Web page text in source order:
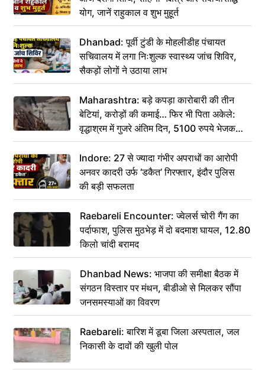
योग, जानें राहुकाल व शुभ मुहूर्त
Dhanbad: पूर्वी टुंडी के मोहलीडीह पंचायत
सचिवालय में लगा निःशुल्क स्वास्थ्य जांच शिविर,
सैकड़ों लोगों ने उठाया लाभ
Maharashtra: बड़े कपड़ा कारोबारी की तीन
बेटियां, करोड़ों की कमाई… फिर भी पिता अकेले:
वृद्धाश्रम में गुजरे अंतिम दिन, 5100 रुपये भेजकर
कहा– अंतिम संस्कार कर दीजिए हम नहीं आ पाएंगे
Indore: 27 से ज्यादा गंभीर अपराधों का आरोपी
अनवर कादरी उर्फ ‘डकैत’ गिरफ्तार, इंदौर पुलिस
की बड़ी सफलता
Raebareli Encounter: ज्वेलर्स चोरी गैंग का
पर्दाफाश, पुलिस मुठभेड़ में दो बदमाश घायल, 12.80
किलो चांदी बरामद
Dhanbad News: भाजपा की समीक्षा बैठक में
संगठन विस्तार पर मंथन, बीडीओ से मिलकर सौंपा
जनसमस्याओं का विवरण
Raebareli: बारिश में डूबा जिला अस्पताल, जल
निकासी के दावों की खुली पोल